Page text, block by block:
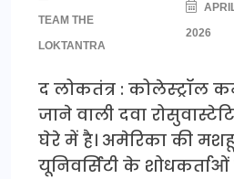
TEAM THE
LOKTANTRA
2026
द लोकतंत्र : कोलेस्ट्रॉल
जाने वाली दवा
घेरे में है। अमेरिका की
यूनिवर्सिटी के